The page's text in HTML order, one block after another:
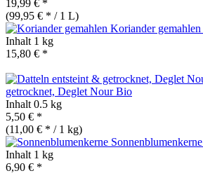
19,99 € *
(99,95 € * / 1 L)
Koriander gemahlen
Inhalt 1 kg
15,80 € *
getrocknet, Deglet NourBio
Inhalt 0.5 kg
5,50 € *
(11,00 € * / 1 kg)
Sonnenblumenkerne
Inhalt 1 kg
6,90 € *